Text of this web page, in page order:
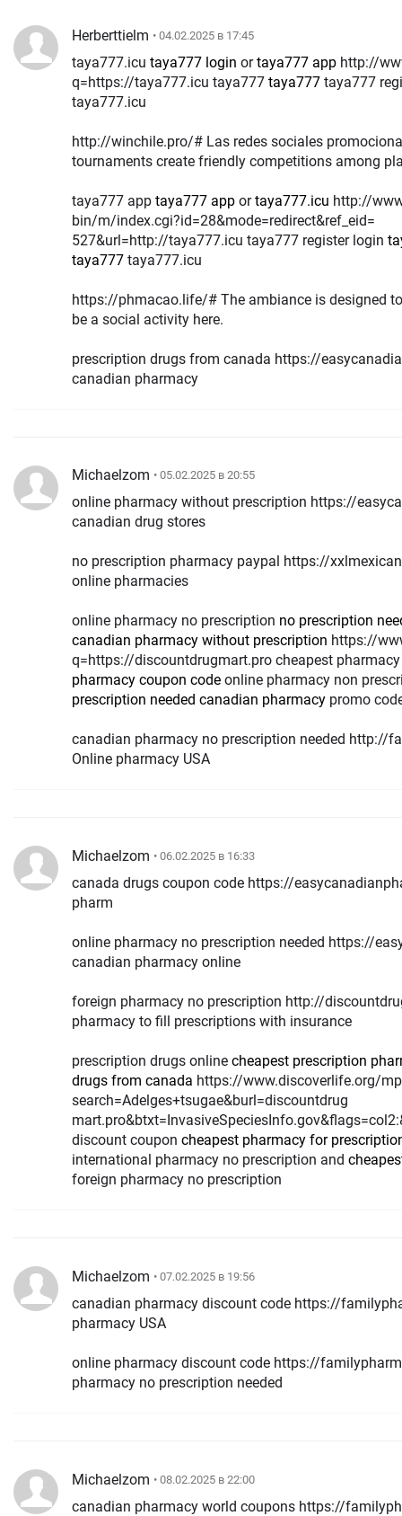
Herberttielm • 04.02.2025 в 17:45
taya777.icu taya777 login ortaya777 app
q=https://taya777.icu taya777 taya777 taya777
taya777.icu
http://winchile.pro/# Las redes sociales promocionan
tournaments create friendly competitions among
taya777 app taya777 app ortaya777.icu
bin/m/index.cgi?id=28&mode=redirect&ref_eid=
527&url=http://taya777.icu taya777 register login
taya777 taya777.icu
https://phmacao.life/# The ambiance is designed to excite
be a social activity here.
prescription drugs from canada https://
canadian pharmacy
Michaelzom • 05.02.2025 в 20:55
online pharmacy without prescription https://
canadian drug stores
no prescription pharmacy paypal https://
online pharmacies
online pharmacy no prescription no prescription
canadian pharmacy without prescription
q=https://discountdrugmart.pro cheapest
pharmacy coupon code online pharmacy non
prescription needed canadian pharmacy promo
canadian pharmacy no prescription needed http://
Online pharmacy USA
Michaelzom • 06.02.2025 в 16:33
canada drugs coupon code https://
pharm
online pharmacy no prescription needed https://
canadian pharmacy online
foreign pharmacy no prescription http://
pharmacy to fill prescriptions with insurance
prescription drugs online cheapest prescription
drugs from canada
search=Adelges+tsugae&burl=discountdrug
discount coupon cheapest pharmacy for
international pharmacy no prescription and
foreign pharmacy no prescription
Michaelzom • 07.02.2025 в 19:56
canadian pharmacy discount code https://
pharmacy USA
online pharmacy discount code https://
pharmacy no prescription needed
Michaelzom • 08.02.2025 в 22:00
canadian pharmacy world coupons https://